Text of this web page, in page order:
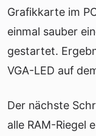
Grafikkarte im
einmal sauber
gestartet.
VGA-LED auf
Der nächste
alle RAM-Riegel